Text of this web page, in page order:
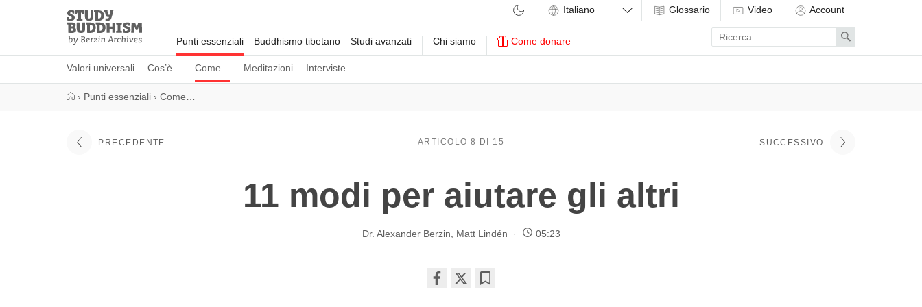
Study
Buddhism
Home
Punti essenziali
Valori universali Cos’è… Come… Meditazioni Interviste
Buddhismo tibetano Studi avanzati Chi siamo Come donare
Glossario Video Account
Enter
search
term
Search
› Punti essenziali › Come…
PRECEDENTE ARTICOLO 8 DI 15 SUCCESSIVO
11 modi per aiutare gli altri
Dr. Alexander Berzin Matt Lindén 05:23